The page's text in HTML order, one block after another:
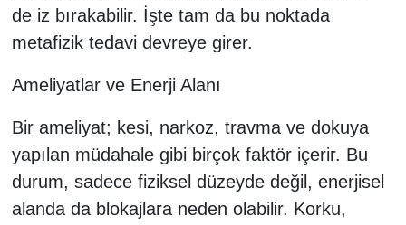
de iz bırakabilir. İşte tam da bu noktada
metafizik tedavi devreye girer.
Ameliyatlar ve Enerji Alanı
Bir ameliyat; kesi, narkoz, travma ve dokuya
yapılan müdahale gibi birçok faktör içerir. Bu
durum, sadece fiziksel düzeyde değil, enerjisel
alanda da blokajlara neden olabilir. Korku,